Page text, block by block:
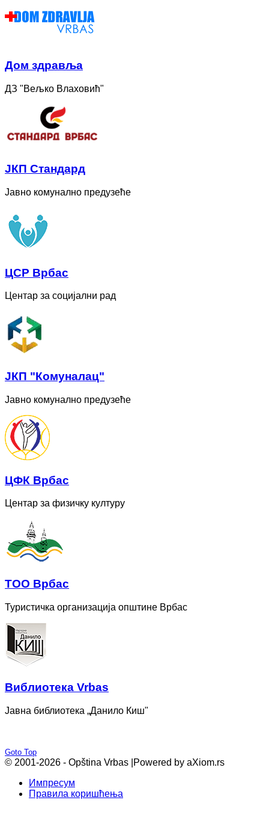
Дом здравља
ДЗ "Вељко Влаховић"
ЈКП Стандард
Јавно комунално предузеће
ЦСР Врбас
Центар за социјални рад
ЈКП "Комуналац"
Јавно комунално предузеће
ЦФК Врбас
Центар за физичку културу
ТОО Врбас
Туристичка организација општине Врбас
Bиблиотека Vrbas
Јавна библиотека „Данило Киш"
Goto Top
© 2001-2026 - Opština Vrbas | Powered by aXiom.rs
Импресум
Правила коришћења